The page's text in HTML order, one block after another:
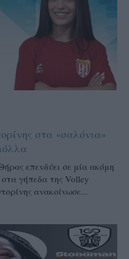
στα «σαλόνια»
επενδύει σε μία ακόμη
γήπεδα της Volley
ανακοίνωσε...